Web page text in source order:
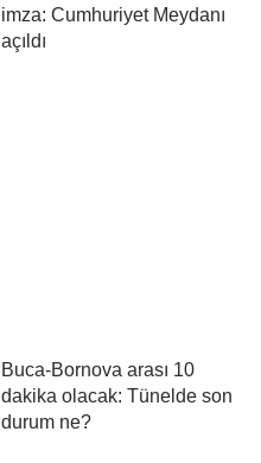
imza: Cumhuriyet Meydanı
açıldı
Buca-Bornova arası 10
dakika olacak: Tünelde son
durum ne?